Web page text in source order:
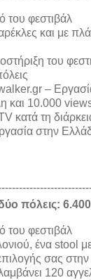
του φεστιβάλ
και με
του
–
10.000
κατά τη
στην
πόλεις:
του φεστιβάλ
ένα stool
σας
120